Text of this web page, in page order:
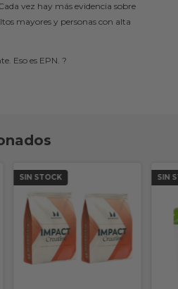
vez hay más evidencia sobre
mayores y personas con alta
Eso es EPN. ?
SIN STOCK SIN